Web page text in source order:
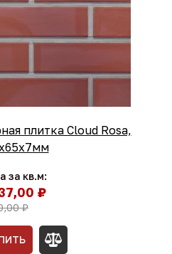
плитка Cloud Rosa,
за кв.м:
₽
₽